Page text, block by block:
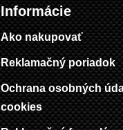
Informácie
Ako nakupovať
Reklamačný poriadok
Ochrana osobných
cookies